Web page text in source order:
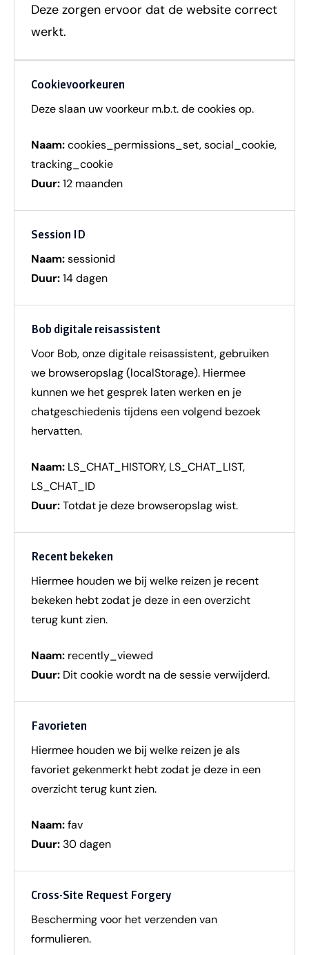
Deze zorgen ervoor dat de website correct
werkt.
Cookievoorkeuren
Deze slaan uw voorkeur m.b.t. de cookies op.
Naam:cookies_permissions_set, social_cookie,
tracking_cookie
Duur:12 maanden
Session ID
Naam:sessionid
Duur:14 dagen
Bob digitale reisassistent
Voor Bob, onze digitale reisassistent, gebruiken
we browseropslag (localStorage). Hiermee
kunnen we het gesprek laten werken en je
chatgeschiedenis tijdens een volgend bezoek
hervatten.
Naam: LS_CHAT_HISTORY, LS_CHAT_LIST,
LS_CHAT_ID
Duur:Totdat je deze browseropslag wist.
Recent bekeken
Hiermee houden we bij welke reizen je recent
bekeken hebt zodat je deze in een overzicht
terug kunt zien.
Naam: recently_viewed
Duur: Dit cookie wordt na de sessie verwijderd.
Favorieten
Hiermee houden we bij welke reizen je als
favoriet gekenmerkt hebt zodat je deze in een
overzicht terug kunt zien.
Naam:fav
Duur: 30 dagen
Cross-Site Request Forgery
Bescherming voor het verzenden van
formulieren.